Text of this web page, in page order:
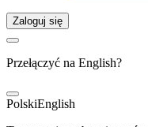
Zaloguj się
Przełączyć na English?
PolskiEnglish